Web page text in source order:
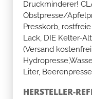
HERSTELLER-